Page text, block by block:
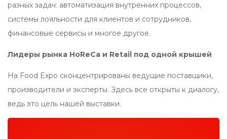
разных задач: автоматизация внутренних процессов,
системы лояльности для клиентов и сотрудников,
финансовые сервисы и многое другое.
Лидеры рынка HoReCa и Retail под одной крышей
На Food Expo сконцентрированы ведущие поставщики,
производители и эксперты. Здесь все открыты к диалогу,
ведь это цель нашей выставки.